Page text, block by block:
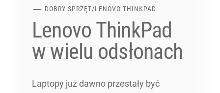
DOBRY SPRZĘT/LENOVO THINKPAD
Lenovo ThinkPad
w wielu odsłonach
Laptopy już dawno przestały być